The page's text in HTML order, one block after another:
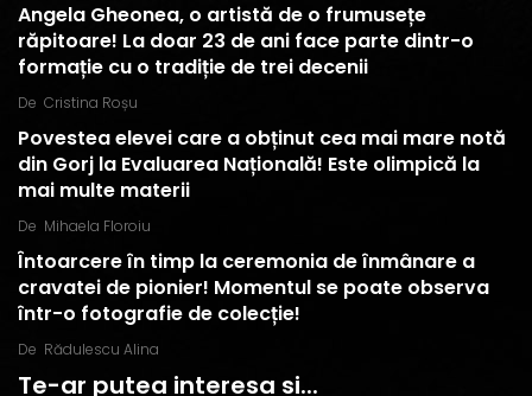
Angela Gheonea, o artistă de o frumusețe
răpitoare! La doar 23 de ani face parte dintr-o
formație cu o tradiție de trei decenii
De Cristina Roșu
Povestea elevei care a obținut cea mai mare notă
din Gorj la Evaluarea Națională! Este olimpică la
mai multe materii
De Mihaela Floroiu
Întoarcere în timp la ceremonia de înmânare a
cravatei de pionier! Momentul se poate observa
într-o fotografie de colecție!
De Rădulescu Alina
Te-ar putea interesa si...